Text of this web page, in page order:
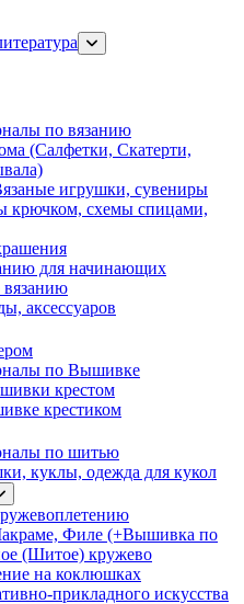
по вязанию
(Салфетки, Скатерти,
игрушки, сувениры
крючком, схемы спицами,
для начинающих
аксессуаров
по Вышивке
крестом
крестиком
по шитью
куклы, одежда для кукол
Филе (+Вышивка по
(Шитое) кружево
на коклюшках
прикладного искусства